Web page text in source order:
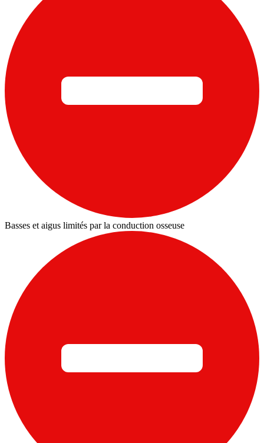
Basses et aigus limités par la conduction osseuse